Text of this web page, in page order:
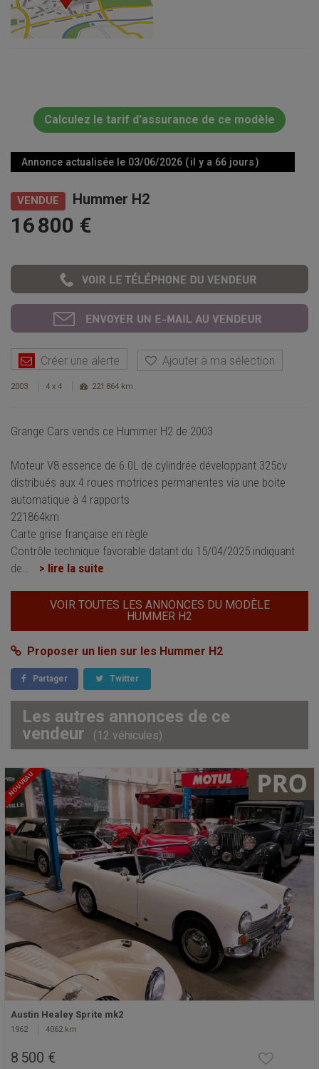
Calculez le tarif d'assurance de ce modèle
Annonce actualisée le 03/06/2026 ( il y a 66 jours )
VENDUE Hummer H2
16 800 €
Créer une alerte Ajouter à ma sélection
2003 4 x 4 221 864 km
Grange Cars vends ce Hummer H2 de 2003
Moteur V8 essence de 6.0L de cylindrée développant 325cv
distribués aux 4 roues motrices permanentes via une boite
automatique à 4 rapports
221864km
Carte grise française en règle
Contrôle technique favorable datant du 15/04/2025 indiquant
de… > lire la suite
VOIR TOUTES LES ANNONCES DU MODÈLE
HUMMER H2
Proposer un lien sur les Hummer H2
Partager Twitter
Les autres annonces de ce
vendeur
(12 véhicules)
NOUVEAU
Austin Healey Sprite mk2
1962 4062 km
8 500 €